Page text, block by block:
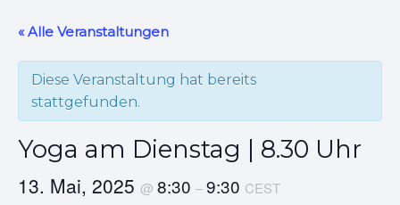
« Alle Veranstaltungen
Diese Veranstaltung hat bereits
stattgefunden.
Yoga am Dienstag | 8.30 Uhr
13. Mai, 2025 @ 8:30 –9:30 CEST